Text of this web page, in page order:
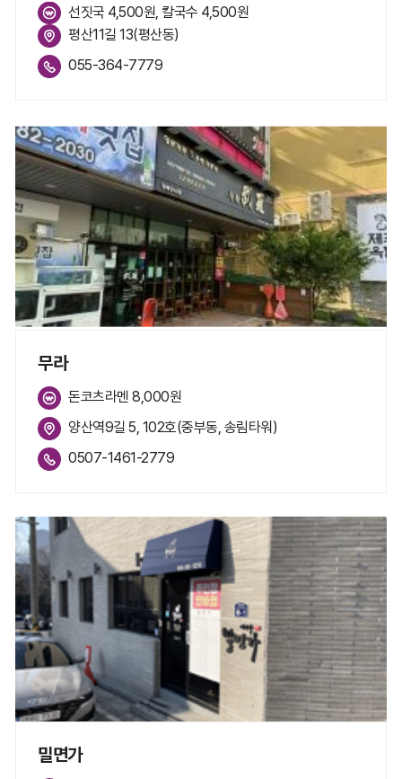
선짓국 4,500원, 칼국수 4,500원
평산11길 13(평산동)
055-364-7779
무라
돈코츠라멘 8,000원
양산역9길 5, 102호(중부동, 송림타워)
0507-1461-2779
밀면가